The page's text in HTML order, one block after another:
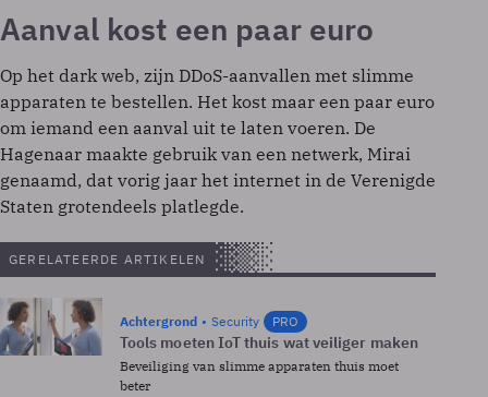
Aanval kost een paar euro
Op het dark web, zijn DDoS-aanvallen met slimme
apparaten te bestellen. Het kost maar een paar euro
om iemand een aanval uit te laten voeren. De
Hagenaar maakte gebruik van een netwerk, Mirai
genaamd, dat vorig jaar het internet in de Verenigde
Staten grotendeels platlegde.
GERELATEERDE ARTIKELEN
Achtergrond Security PRO
Tools moeten IoT thuis wat veiliger maken
Beveiliging van slimme apparaten thuis moet
beter